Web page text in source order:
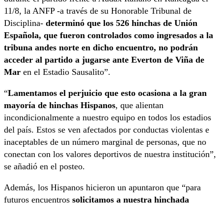
11/8, la ANFP -a través de su Honorable Tribunal de
Disciplina- determinó que los 526 hinchas de Unión
Española, que fueron controlados como ingresados a la
tribuna andes norte en dicho encuentro, no podrán
acceder al partido a jugarse ante Everton de Viña de
Mar en el Estadio Sausalito”.
“Lamentamos el perjuicio que esto ocasiona a la gran
mayoría de hinchas Hispanos, que alientan
incondicionalmente a nuestro equipo en todos los estadios
del país. Estos se ven afectados por conductas violentas e
inaceptables de un número marginal de personas, que no
conectan con los valores deportivos de nuestra institución”,
se añadió en el posteo.
Además, los Hispanos hicieron un apuntaron que “para
futuros encuentros solicitamos a nuestra hinchada